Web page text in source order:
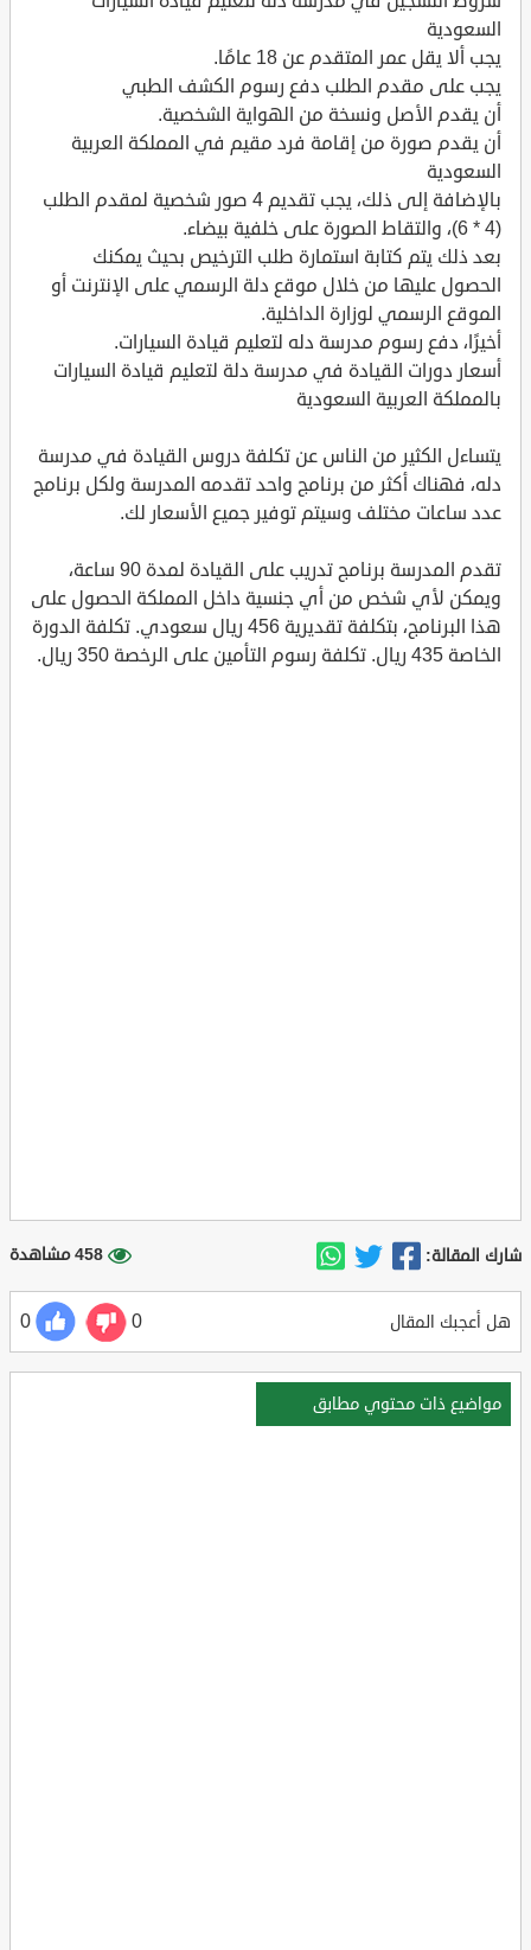
السعودية
يجب ألا يقل عمر المتقدم عن 18 عامًا.
يجب على مقدم الطلب دفع رسوم الكشف الطبي
أن يقدم الأصل ونسخة من الهواية الشخصية.
أن يقدم صورة من إقامة فرد مقيم في المملكة العربية
السعودية
بالإضافة إلى ذلك، يجب تقديم 4 صور شخصية لمقدم الطلب
(4 * 6)، والتقاط الصورة على خلفية بيضاء.
بعد ذلك يتم كتابة استمارة طلب الترخيص بحيث يمكنك
الحصول عليها من خلال موقع دلة الرسمي على الإنترنت أو
الموقع الرسمي لوزارة الداخلية.
أخيرًا، دفع رسوم مدرسة دله لتعليم قيادة السيارات.
أسعار دورات القيادة في مدرسة دلة لتعليم قيادة السيارات
بالمملكة العربية السعودية
يتساءل الكثير من الناس عن تكلفة دروس القيادة في مدرسة
دله، فهناك أكثر من برنامج واحد تقدمه المدرسة ولكل برنامج
عدد ساعات مختلف وسيتم توفير جميع الأسعار لك.
تقدم المدرسة برنامج تدريب على القيادة لمدة 90 ساعة،
ويمكن لأي شخص من أي جنسية داخل المملكة الحصول على
هذا البرنامج، بتكلفة تقديرية 456 ريال سعودي. تكلفة الدورة
الخاصة 435 ريال. تكلفة رسوم التأمين على الرخصة 350 ريال.
شارك المقالة: 458 مشاهدة
هل أعجبك المقال 0
0
مواضيع ذات محتوي مطابق